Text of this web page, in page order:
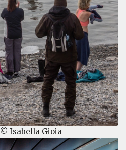
© Isabella Gioia